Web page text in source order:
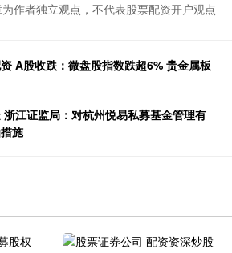
作者独立观点，不代表股票配资开户观点
A股收跌：微盘股指数跌超6% 贵金属板
江证监局：对杭州悦易私募基金管理有
施